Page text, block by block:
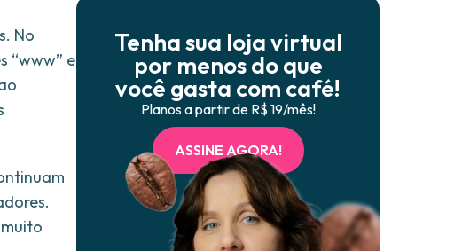
No
“www” e
Tenha sua loja virtual
por menos do que
você gasta com café!
Planos a partir de R$ 19/mês!
ASSINE AGORA!